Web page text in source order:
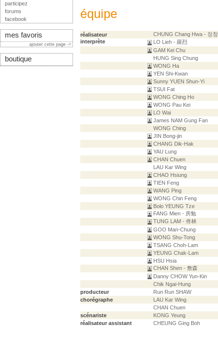
équipe
réalisateur
CHUNG Chang Hwa - 정
interprète
LO Lieh - 羅烈
GAM Kei Chu
HUNG Sing Chung
WONG Ha
YEN Shi-Kwan
Sunny YUEN Shun-Yi
TSUI Fat
WONG Ching Ho
WONG Pau Kei
LO Wai
James NAM Gung Fan
WONG Ching
JIN Bong-jin
CHANG Dik-Hak
YAU Lung
CHAN Chuen
LAU Kar Wing
CHAO Hsiung
TIEN Feng
WANG Ping
WONG Chin Feng
Bolo YEUNG Tze
FANG Mien - 房勉
TUNG LAM - 佟林
GOO Man-Chung
WONG Shu-Tong
TSANG Choh-Lam
YEUNG Chak-Lam
HSU Hsia
CHAN Shen - 詹森
Danny CHOW Yun-Kin
Chik Ngai-Hung
producteur
Run Run SHAW
chorégraphe
LAU Kar Wing
CHAN Chuen
scénariste
KONG Yeung
réalisateur assistant
CHEUNG Ging Boh
participez
forums
facebook
mes favoris
ajouter cette page ->
boutique